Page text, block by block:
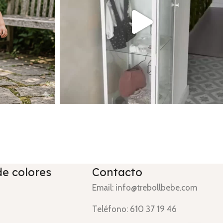
colores Contacto
Email: info@trebollbebe.com
Teléfono: 610 37 19 46